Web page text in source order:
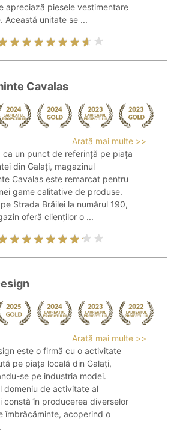
apreciază piesele vestimentare
Această unitate se ...
Cavalas
Arată mai multe >>
ca un punct de referință pe piața
din Galați, magazinul
Cavalas este remarcat pentru
game calitative de produse.
Strada Brăilei la numărul 190,
oferă clienților o ...
Arată mai multe >>
este o firmă cu o activitate
pe piața locală din Galați,
se pe industria modei.
domeniu de activitate al
constă în producerea diverselor
îmbrăcăminte, acoperind o